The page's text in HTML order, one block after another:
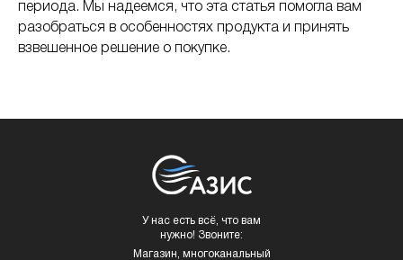
периода. Мы надеемся, что эта статья помогла вам
разобраться в особенностях продукта и принять
взвешенное решение о покупке.
У нас есть всё, что вам
нужно! Звоните:
Магазин, многоканальный